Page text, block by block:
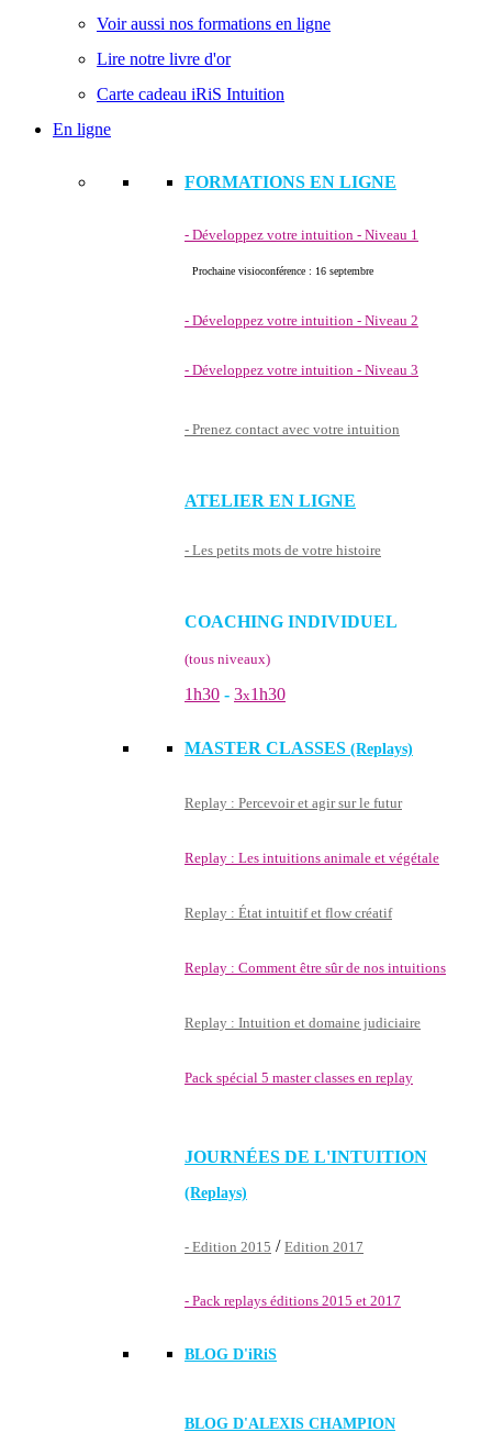
Voir aussi nos formations en ligne
Lire notre livre d'or
Carte cadeau iRiS Intuition
En ligne
FORMATIONS EN LIGNE
- Développez votre intuition - Niveau 1
Prochaine visioconférence : 16 septembre
- Développez votre intuition - Niveau 2
- Développez votre intuition - Niveau 3
- Prenez contact avec votre intuition
ATELIER EN LIGNE
- Les petits mots de votre histoire
COACHING INDIVIDUEL
(tous niveaux)
1h30 - 3x1h30
MASTER CLASSES (Replays)
Replay : Percevoir et agir sur le futur
Replay : Les intuitions animale et végétale
Replay : État intuitif et flow créatif
Replay : Comment être sûr de nos intuitions
Replay : Intuition et domaine judiciaire
Pack spécial 5 master classes en replay
JOURNÉES DE L'INTUITION
(Replays)
- Edition 2015 / Edition 2017
- Pack replays éditions 2015 et 2017
BLOG D'iRiS
BLOG D'ALEXIS CHAMPION